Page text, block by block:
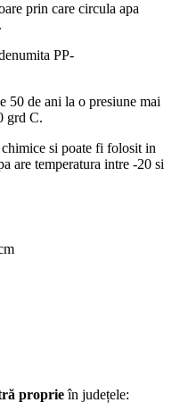
prin care circula apa
PP-
50 de ani la o presiune mai
grd C.
chimice si poate fi folosit in
are temperatura intre -20 si
proprieîn județele: